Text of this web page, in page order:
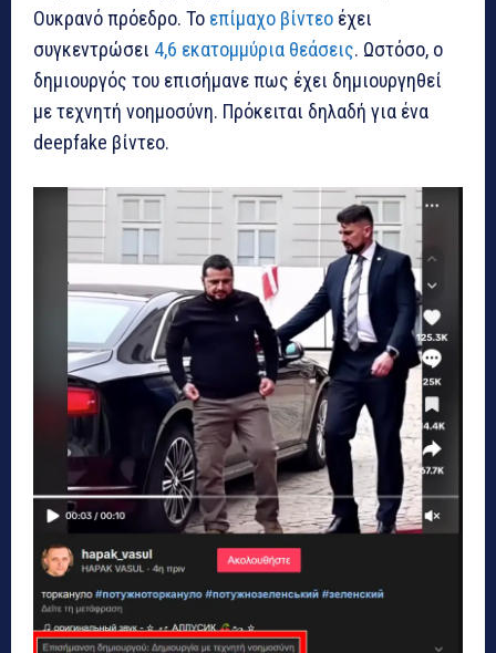
Ουκρανό πρόεδρο. Το επίμαχο βίντεο έχει
συγκεντρώσει 4,6 εκατομμύρια θεάσεις. Ωστόσο, ο
δημιουργός του επισήμανε πως έχει δημιουργηθεί
με τεχνητή νοημοσύνη. Πρόκειται δηλαδή για ένα
deepfake βίντεο.